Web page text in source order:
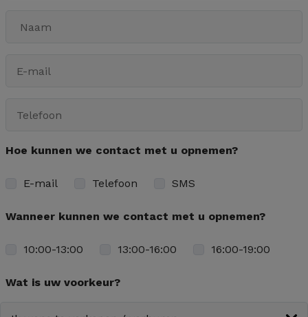
Hoe kunnen we contact met u opnemen?
E-mail Telefoon SMS
Wanneer kunnen we contact met u opnemen?
10:00-13:00 13:00-16:00 16:00-19:00
Wat is uw voorkeur?